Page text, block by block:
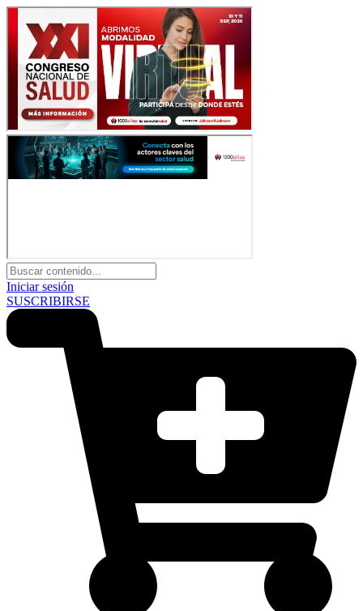
Iniciar sesión
SUSCRIBIRSE